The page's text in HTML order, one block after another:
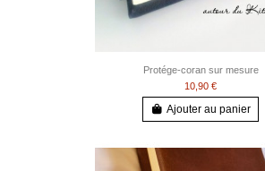
Protége-coran sur mesure
10,90 €
Ajouter au panier